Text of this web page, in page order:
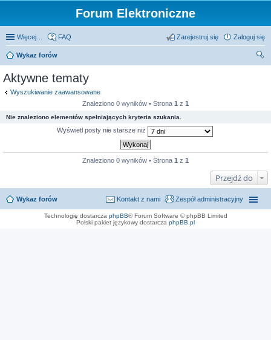
Forum Elektroniczne
Więcej… FAQ Zaloguj się
Zarejestruj się
Wykaz forów
Aktywne tematy
Wyszukiwanie zaawansowane
Znaleziono 0 wyników • Strona 1 z 1
Nie znaleziono elementów spełniających kryteria szukania.
Wyświetl posty nie starsze niż
Znaleziono 0 wyników • Strona 1 z 1
Przejdź do
Wykaz forów Zespół administracyjny
Kontakt z nami
Technologię dostarcza phpBB® Forum Software © phpBB Limited
Polski pakiet językowy dostarcza phpBB.pl